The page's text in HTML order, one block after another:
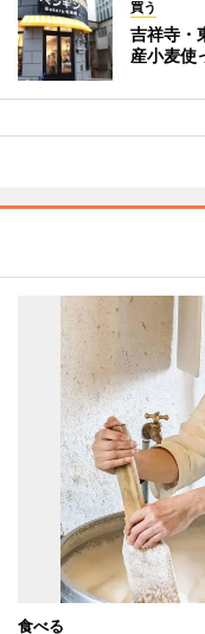
買う
吉祥寺・
産小麦使
食べる